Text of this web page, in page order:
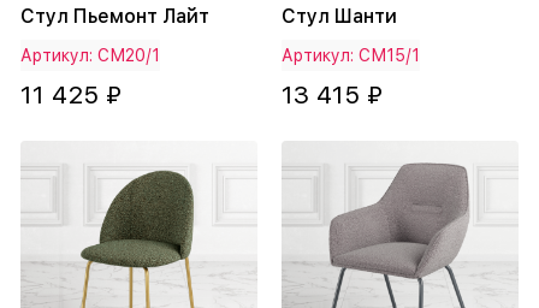
Стул Пьемонт Лайт
Артикул: СМ20/1
11 425 ₽
Стул Шанти
Артикул: СМ15/1
13 415 ₽